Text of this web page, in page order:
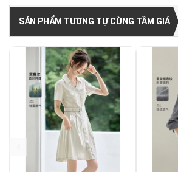
SẢN PHẨM TƯƠNG TỰ CÙNG TẦM GIÁ